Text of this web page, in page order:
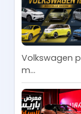
Volkswagen
m...